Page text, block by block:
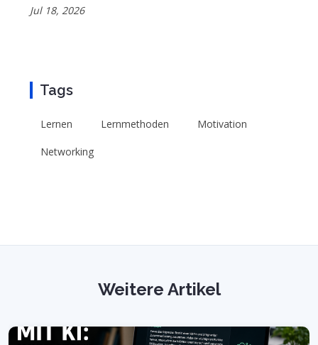
Jul 18, 2026
Tags
Lernen Lernmethoden Motivation
Networking
Weitere Artikel